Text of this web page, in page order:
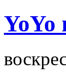
YoYo